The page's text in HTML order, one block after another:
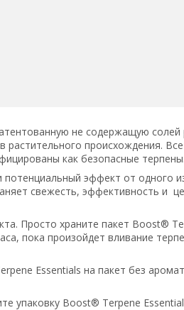
не содержащую солей
происхождения.
как безопасные терпены.
потенциальный эффект от одного
свежесть, эффективность и
Просто храните пакет Boost®
пока произойдет вливание
Essentials на пакет без
упаковку Boost® Terpene